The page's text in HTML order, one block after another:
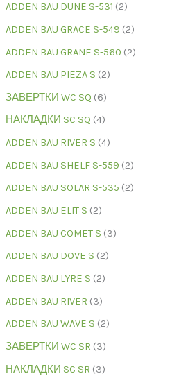
ADDEN BAU DUNE S-531 2
ADDEN BAU GRACE S-549 2
ADDEN BAU GRANE S-560 2
ADDEN BAU PIEZA S 2
ЗАВЕРТКИ WC SQ 6
НАКЛАДКИ SC SQ 4
ADDEN BAU RIVER S 4
ADDEN BAU SHELF S-559 2
ADDEN BAU SOLAR S-535 2
ADDEN BAU ELIT S 2
ADDEN BAU COMET S 3
ADDEN BAU DOVE S 2
ADDEN BAU LYRE S 2
ADDEN BAU RIVER 3
ADDEN BAU WAVE S 2
ЗАВЕРТКИ WC SR 3
НАКЛАДКИ SC SR 3